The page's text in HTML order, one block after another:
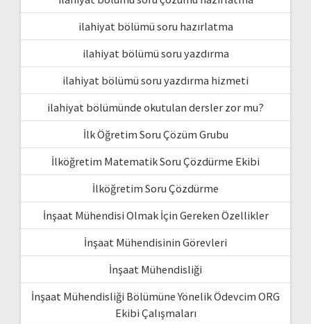
ilahiyat bölümü soru hazırlatma
ilahiyat bölümü soru yazdırma
ilahiyat bölümü soru yazdırma hizmeti
ilahiyat bölümünde okutulan dersler zor mu?
İlk Öğretim Soru Çözüm Grubu
İlköğretim Matematik Soru Çözdürme Ekibi
İlköğretim Soru Çözdürme
İnşaat Mühendisi Olmak İçin Gereken Özellikler
İnşaat Mühendisinin Görevleri
İnşaat Mühendisliği
İnşaat Mühendisliği Bölümüne Yönelik Ödevcim ORG
Ekibi Çalışmaları